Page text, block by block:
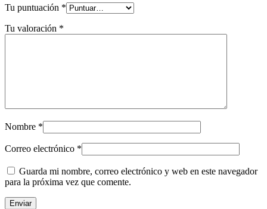
Tu puntuación *
Tu valoración *
Nombre *
Correo electrónico *
Guarda mi nombre, correo electrónico y web en este navegador
para la próxima vez que comente.